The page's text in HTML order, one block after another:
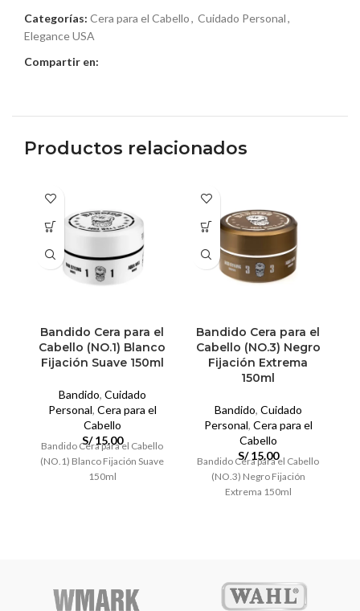
Categorías: Cera para el Cabello, Cuidado Personal,
Elegance USA
Compartir en:
Productos relacionados
Bandido Cera para el
Cabello (NO.1) Blanco
Fijación Suave 150ml
Bandido, Cuidado
Personal, Cera para el
Cabello
S/15.00
Bandido Cera para el Cabello
(NO.1) Blanco Fijación Suave
150ml
Bandido Cera para el
Cabello (NO.3) Negro
Fijación Extrema
150ml
Bandido, Cuidado
Personal, Cera para el
Cabello
S/15.00
Bandido Cera para el Cabello
(NO.3) Negro Fijación
Extrema 150ml